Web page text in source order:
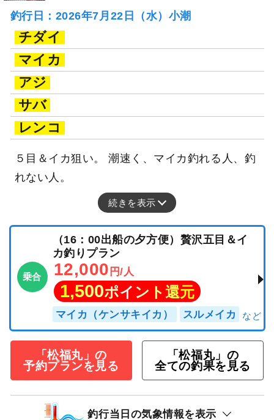
釣行日：2026年7月22日（水）小潮
チダイ
マイカ
アジ
サバ
レンコ
５目＆イカ狙い。 潮速く、マイカ釣れる人、釣
れない人。
続きを表示
乗合
（16：00出船の夕方便）贅沢五目＆イ
カ釣りプラン
12,000 円/人
1,500ポイント還元
マイカ（ケンサキイカ） スルメイカ
「松福丸」の
予約プランを見る
「松福丸」の
全ての釣果を見る
釣行当日の気象情報を表示